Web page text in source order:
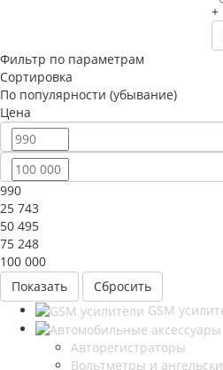
+
Фильтр по параметрам
Сортировка
По популярности (убывание)
Цена
990
25 743
50 495
75 248
100 000
Сбросить
GSM
Авторегистраторы
Вольтметры и